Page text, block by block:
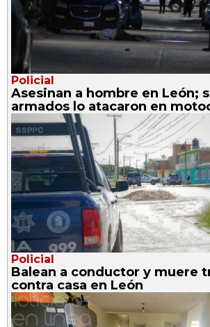
Policial
Asesinan a hombre en León;
armados lo atacaron en
Policial
Balean a conductor y muere
contra casa en León